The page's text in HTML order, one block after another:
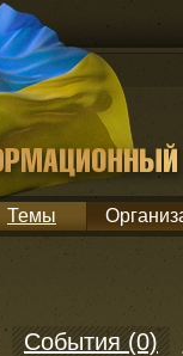
Темы
События (0)